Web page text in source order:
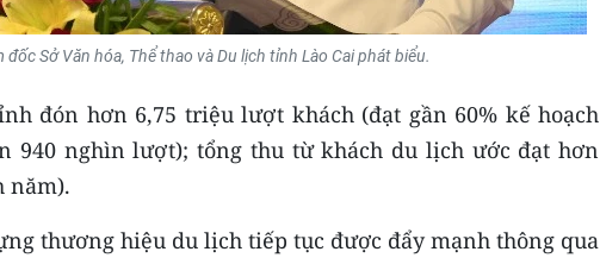
Sở Văn hóa, Thể thao và Du lịch tỉnh Lào Cai phát biểu.
đón hơn 6,75 triệu lượt khách (đạt gần 60% kế hoạch
940 nghìn lượt); tổng thu từ khách du lịch ước đạt hơn
năm).
thương hiệu du lịch tiếp tục được đẩy mạnh thông qua